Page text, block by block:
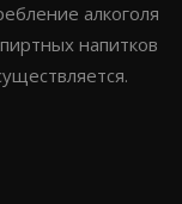
алкоголя
напитков